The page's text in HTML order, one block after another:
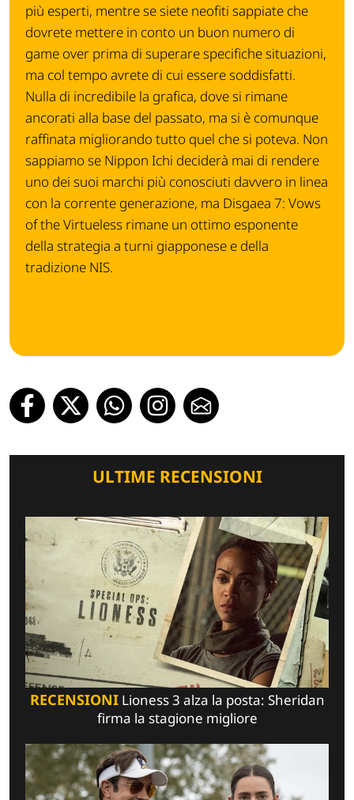
più esperti, mentre se siete neofiti sappiate che
dovrete mettere in conto un buon numero di
game over prima di superare specifiche situazioni,
ma col tempo avrete di cui essere soddisfatti.
Nulla di incredibile la grafica, dove si rimane
ancorati alla base del passato, ma si è comunque
raffinata migliorando tutto quel che si poteva. Non
sappiamo se Nippon Ichi deciderà mai di rendere
uno dei suoi marchi più conosciuti davvero in linea
con la corrente generazione, ma Disgaea 7: Vows
of the Virtueless rimane un ottimo esponente
della strategia a turni giapponese e della
tradizione NIS.
ULTIME RECENSIONI
RECENSIONILioness 3 alza la posta: Sheridan
firma la stagione migliore